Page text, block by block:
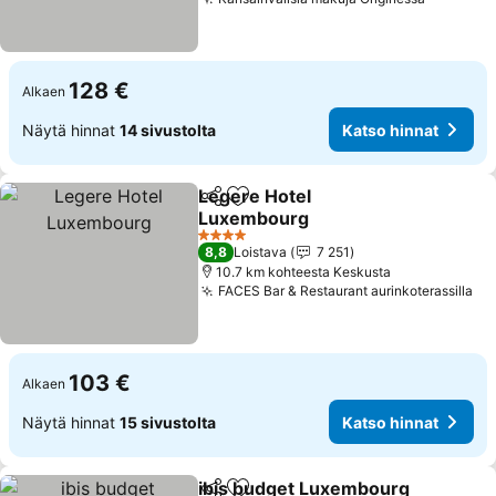
Alkaen 128 €
Näytä hinnat 14 sivustolta Katso hinnat
Jaa Lisää suosikkeihin
Legere Hotel
Luxembourg
Katso hinnat
4 Tähtiluokitus
8,8 Loistava
7 251
10.7 km kohteesta Keskusta
FACES Bar & Restaurant aurinkoterassilla
Alkaen 103 €
Näytä hinnat 15 sivustolta Katso hinnat
ibis budget Luxembourg